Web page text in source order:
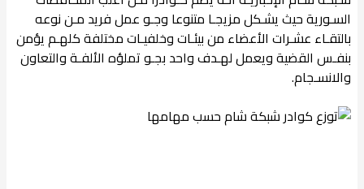
السـورية حيث يشـكل مزيجـا متنوعا وجـو عمل فريد مـن نوعه
بالتقـاء عشـرات الأعضاء من بيئـات وخلفيـات مختلفة كلهـم يؤمن
بنفـس القضية ويعمل لهـدف واحد بجـو تملؤه الألفـة والتعاون
والانسـجام.